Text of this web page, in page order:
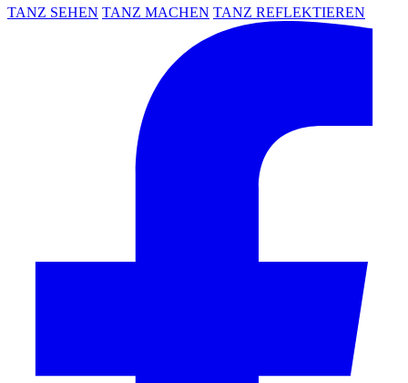
TANZ SEHEN TANZ MACHEN TANZ REFLEKTIEREN